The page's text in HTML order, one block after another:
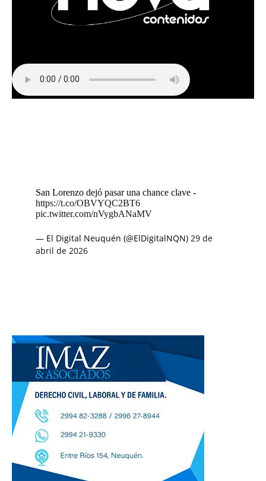
San Lorenzo dejó pasar una chance clave -
https://t.co/OBVYQC2BT6
pic.twitter.com/nVygbANaMV
— El Digital Neuquén (@ElDigitalNQN) 29 de
abril de 2026